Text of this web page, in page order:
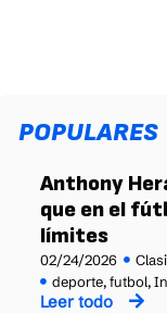
POPULARES
Anthony
que en el
límites
02/24/2026
deporte,futbol,
Leer todo